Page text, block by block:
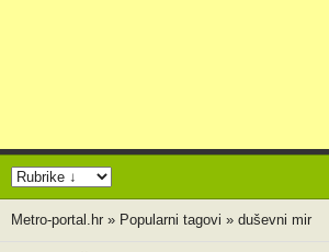
Metro-portal.hr » Popularni tagovi » duševni mir